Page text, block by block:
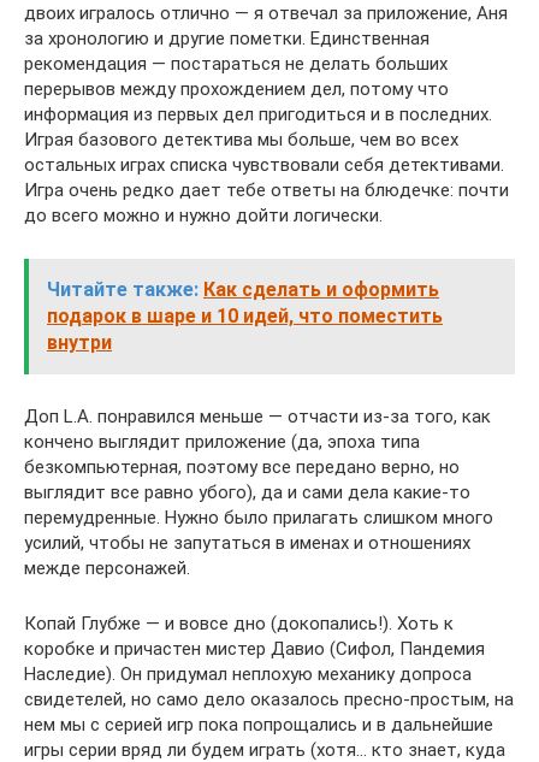
двоих игралось отлично — я отвечал за приложение, Аня
за хронологию и другие пометки. Единственная
рекомендация — постараться не делать больших
перерывов между прохождением дел, потому что
информация из первых дел пригодиться и в последних.
Играя базового детектива мы больше, чем во всех
остальных играх списка чувствовали себя детективами.
Игра очень редко дает тебе ответы на блюдечке: почти
до всего можно и нужно дойти логически.
Читайте также: Как сделать и оформить
подарок в шаре и 10 идей, что поместить
внутри
Доп L.A. понравился меньше — отчасти из-за того, как
кончено выглядит приложение (да, эпоха типа
безкомпьютерная, поэтому все передано верно, но
выглядит все равно убого), да и сами дела какие-то
перемудренные. Нужно было прилагать слишком много
усилий, чтобы не запутаться в именах и отношениях
межде персонажей.
Копай Глубже — и вовсе дно (докопались!). Хоть к
коробке и причастен мистер Давио (Сифол, Пандемия
Наследие). Он придумал неплохую механику допроса
свидетелей, но само дело оказалось пресно-простым, на
нем мы с серией игр пока попрощались и в дальнейшие
игры серии вряд ли будем играть (хотя… кто знает, куда